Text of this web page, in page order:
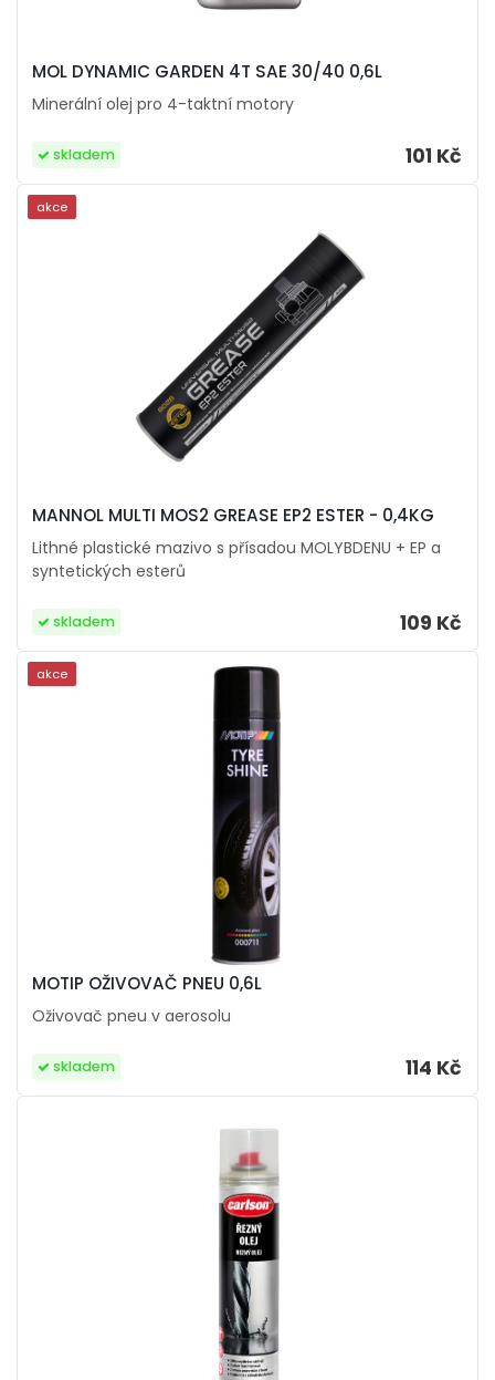
MOL DYNAMIC GARDEN 4T SAE 30/40 0,6L
Minerální olej pro 4-taktní motory
101 Kč
skladem
MANNOL MULTI MOS2 GREASE EP2 ESTER - 0,4KG
Lithné plastické mazivo s přísadou MOLYBDENU + EP a
syntetických esterů
109 Kč
skladem
akce
MOTIP OŽIVOVAČ PNEU 0,6L
Oživovač pneu v aerosolu
114 Kč
skladem
akce